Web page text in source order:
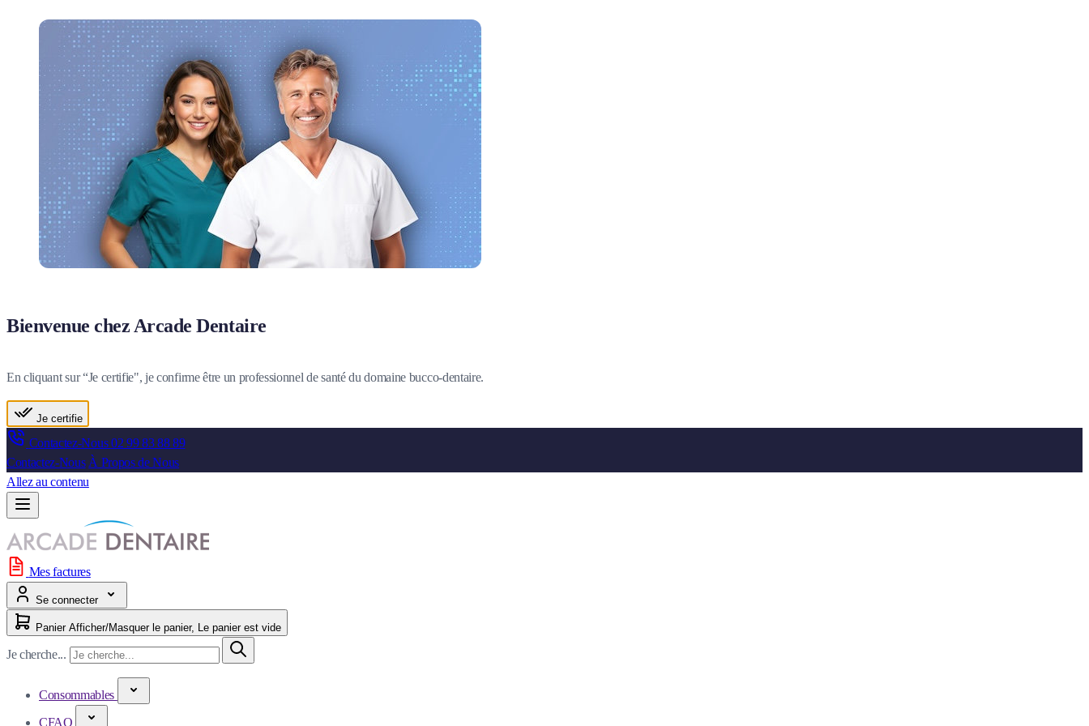
Bienvenue chez Arcade Dentaire
En cliquant sur “Je certifie", je confirme être un professionnel de santé du domaine bucco-dentaire.
Je certifie
Contactez-Nous02 99 83 88 89
Contactez-Nous À Propos de Nous
Allez au contenu
Mes factures
Se connecter
Panier Afficher/Masquer le panier, Le panier est vide
Je cherche...
Consommables
CFAO